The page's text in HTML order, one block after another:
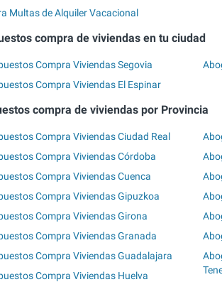
Multas de Alquiler Vacacional
compra de viviendas en tu ciudad
Compra Viviendas Segovia
Compra Viviendas El Espinar
compra de viviendas por Provincia
Compra Viviendas Ciudad Real
Compra Viviendas Córdoba
Compra Viviendas Cuenca
Compra Viviendas Gipuzkoa
Compra Viviendas Girona
Compra Viviendas Granada
Compra Viviendas Guadalajara
Compra Viviendas Huelva